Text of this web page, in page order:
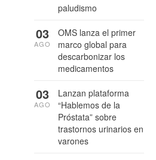
paludismo
OMS lanza el primer
marco global para
descarbonizar los
medicamentos
03
AGO
Lanzan plataforma
“Hablemos de la
Próstata” sobre
trastornos urinarios en
varones
03
AGO